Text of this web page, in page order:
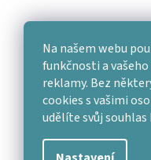
Na našem webu
funkčnosti a
reklamy. Bez
cookies s vašimi
udělíte svůj